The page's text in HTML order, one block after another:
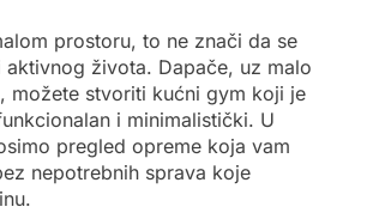
prostoru, to ne znači da se
aktivnog života. Dapače, uz malo
možete stvoriti kućni gym koji je
i minimalistički. U
pregled opreme koja vam
nepotrebnih sprava koje